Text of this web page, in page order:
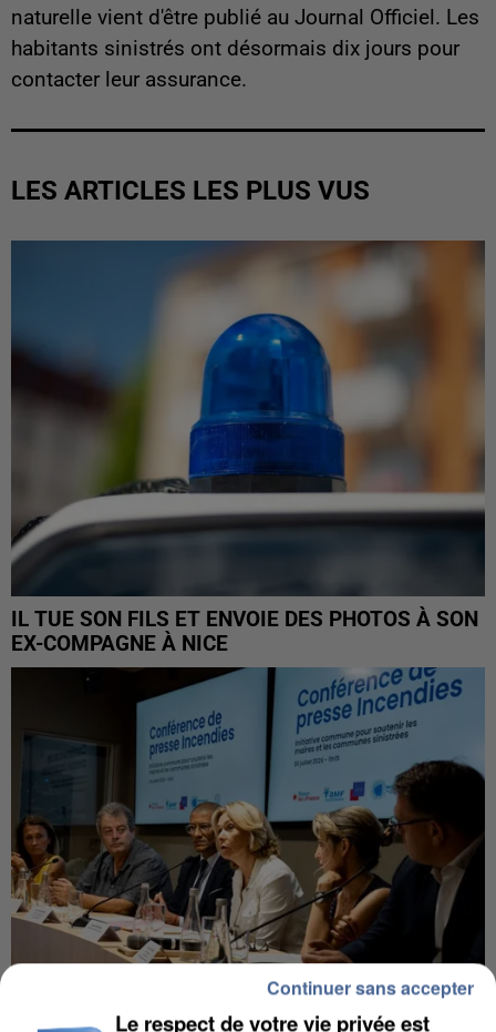
naturelle vient d'être publié au Journal Officiel. Les
habitants sinistrés ont désormais dix jours pour
contacter leur assurance.
LES ARTICLES LES PLUS VUS
IL TUE SON FILS ET ENVOIE DES PHOTOS À SON
EX-COMPAGNE À NICE
Le respect de votre vie privée est
Continuer sans accepter